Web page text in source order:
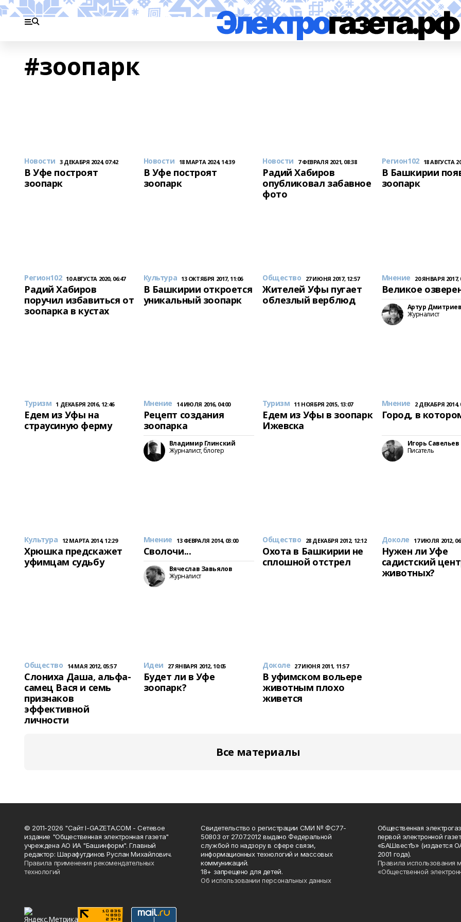
#зоопарк
Новости 3 ДЕКАБРЯ 2024, 07:42
В Уфе построят
зоопарк
Новости 18 МАРТА 2024, 14:39
В Уфе построят
зоопарк
Новости 7 ФЕВРАЛЯ 2021, 08:38
Радий Хабиров
опубликовал забавное
фото
Регион102 18 АВГУСТА
В Башкирии
зоопарк
Регион102 10 АВГУСТА 2020, 06:47
Радий Хабиров
поручил избавиться от
зоопарка в кустах
Культура 13 ОКТЯБРЯ 2017, 11:06
В Башкирии откроется
уникальный зоопарк
Общество 27 ИЮНЯ 2017, 12:57
Жителей Уфы пугает
облезлый верблюд
Мнение 20 ЯНВАРЯ 2017,
Великое
Артур Дмитриев
Журналист
Туризм 1 ДЕКАБРЯ 2016, 12:46
Едем из Уфы на
страусиную ферму
Мнение 14 ИЮЛЯ 2016, 04:00
Рецепт создания
зоопарка
Владимир Глинский
Журналист, блогер
Туризм 11 НОЯБРЯ 2015, 13:07
Едем из Уфы в зоопарк
Ижевска
Мнение 2 ДЕКАБРЯ 2014,
Город, в
Игорь Савельев
Писатель
Культура 12 МАРТА 2014, 12:29
Хрюшка предскажет
уфимцам судьбу
Мнение 13 ФЕВРАЛЯ 2014, 03:00
Сволочи...
Вячеслав Завьялов
Журналист
Общество 28 ДЕКАБРЯ 2012, 12:12
Охота в Башкирии не
сплошной отстрел
Доколе 17 ИЮЛЯ 2012,
Нужен ли Уфе
садистский
животных?
Общество 14 МАЯ 2012, 05:57
Слониха Даша, альфа-
самец Вася и семь
признаков
эффективной
личности
Идеи 27 ЯНВАРЯ 2012, 10:05
Будет ли в Уфе
зоопарк?
Доколе 27 ИЮНЯ 2011, 11:57
В уфимском вольере
животным плохо
живется
Все материалы
© 2011-2026 "Сайт I-GAZETA.COM - Сетевое
издание "Общественная электронная газета"
учреждена АО ИА "Башинформ". Главный
редактор: Шарафутдинов Руслан Михайлович.
Правила применения рекомендательных
технологий
Свидетельство о регистрации СМИ № ФС77-
50803 от 27.07.2012 выдано Федеральной
службой по надзору в сфере связи,
информационных технологий и массовых
коммуникаций.
18+ запрещено для детей.
Об использовании персональных данных
Общественная
первой электронной
«БАШвестЪ» (издается
2001 года).
Правила использования
«Общественной